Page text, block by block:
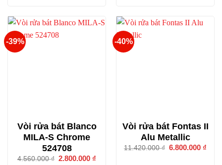
10.300.000 ₫.
-39%
Vòi rửa bát Blanco
MILA-S Chrome
524708
4.560.000₫ Giá
2.800.000 ₫
-40%
Vòi rửa bát Fontas II
Alu Metallic
11.420.000₫ Giá
6.800.000 ₫